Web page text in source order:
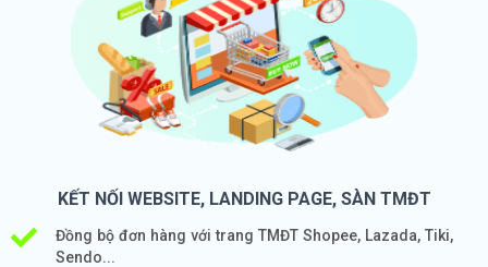
KẾT NỐI WEBSITE, LANDING PAGE, SÀN TMĐT
Đồng bộ đơn hàng với trang TMĐT Shopee, Lazada, Tiki,
Sendo...